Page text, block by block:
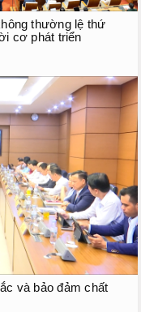
thường lệ thứ
cơ phát triển
và bảo đảm chất